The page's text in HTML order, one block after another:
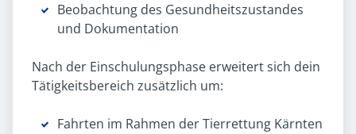
Beobachtung des Gesundheitszustandes
und Dokumentation
Nach der Einschulungsphase erweitert sich dein
Tätigkeitsbereich zusätzlich um:
Fahrten im Rahmen der Tierrettung Kärnten